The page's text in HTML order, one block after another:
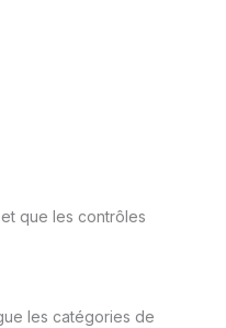
que les contrôles
les catégories de